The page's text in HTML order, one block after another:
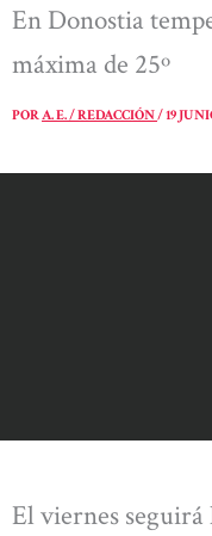
En Donostia
máxima de 25º
PORA. E. / REDACCIÓN/19
El viernes seguirá